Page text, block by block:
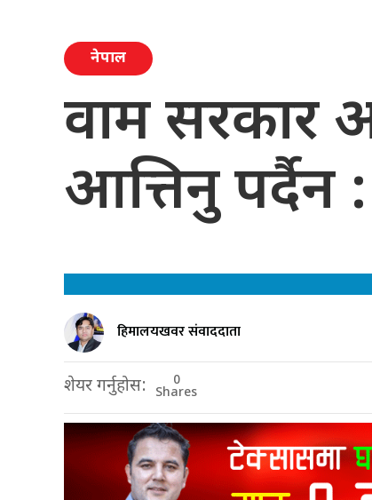
नेपाल
वाम सरकार
आत्तिनु पर्दैन
हिमालयखवर संवाददाता
शेयर गर्नुहोस: 0
Shares